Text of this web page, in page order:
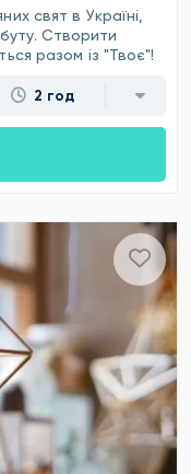
свят в Україні,
Створити
разом із "Твоє"!
2 год